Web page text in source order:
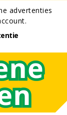
advertenties